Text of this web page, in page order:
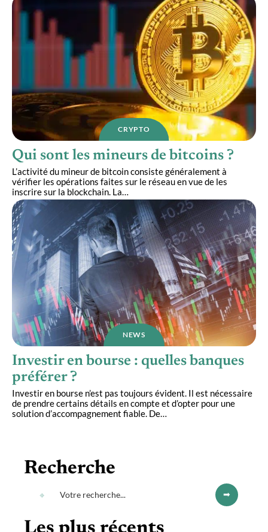
CRYPTO
Qui sont les mineurs de bitcoins ?
L’activité du mineur de bitcoin consiste généralement à
vérifier les opérations faites sur le réseau en vue de les
inscrire sur la blockchain. La…
NEWS
Investir en bourse : quelles banques
préférer ?
Investir en bourse n’est pas toujours évident. Il est nécessaire
de prendre certains détails en compte et d’opter pour une
solution d’accompagnement fiable. De
Recherche
Les plus récents